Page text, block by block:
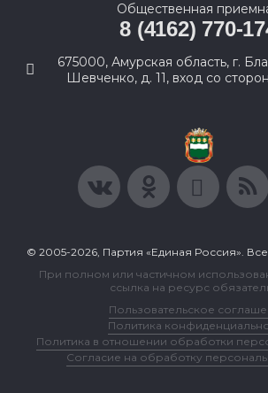
Общественная
8 (4162) 770-
675000, Амурская область, г.
Шевченко, д. 11, вход со
© 2005-2026, Партия «Единая Россия».
При полном или частичном
ссылка на ресурс
Пользовательское
Политика
Политика в отношении обработки
Согласие на обработку